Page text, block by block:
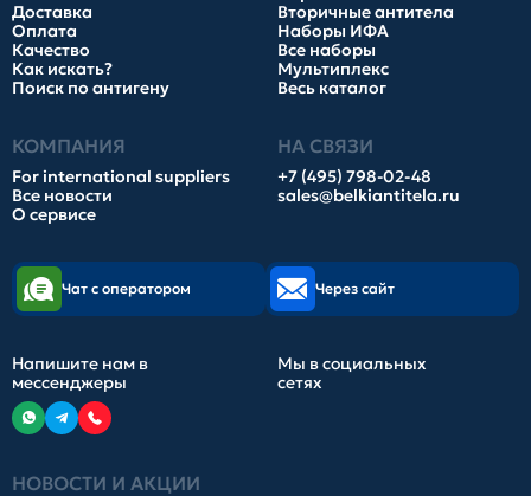
Доставка
Оплата
Качество
Как искать?
Поиск по антигену
Вторичные антитела
Наборы ИФА
Все наборы
Мультиплекс
Весь каталог
КОМПАНИЯ
For international suppliers
Все новости
О сервисе
НА СВЯЗИ
+7 (495) 798-02-48
sales@belkiantitela.ru
НОВОСТИ И АКЦИИ
Чат с оператором Через сайт
Напишите нам в
мессенджеры
Мы в социальных
сетях